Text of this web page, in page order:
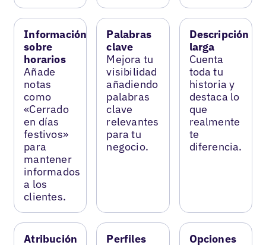
Información
sobre
horarios
Añade
notas
como
«Cerrado
en días
festivos»
para
mantener
informados
a los
clientes.
Palabras
clave
Mejora tu
visibilidad
añadiendo
palabras
clave
relevantes
para tu
negocio.
Descripción
larga
Cuenta
toda tu
historia y
destaca lo
que
realmente
te
diferencia.
Atribución
Perfiles
Opciones